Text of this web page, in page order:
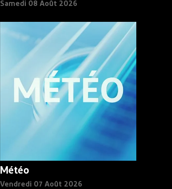
Samedi 08 Août 2026
Météo
Vendredi 07 Août 2026